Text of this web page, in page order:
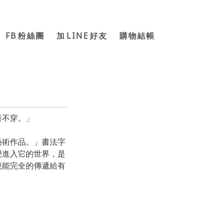
FB 粉絲團 加 LINE 好友 購物結帳
穿。」
作品。」書法字
入它的世界，是
完全的傳遞給有